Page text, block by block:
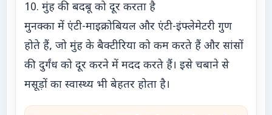
10. मुंह की बदबू को दूर करता है
मुनक्का में एंटी-माइक्रोबियल और एंटी-इंफ्लेमेटरी गुण
होते हैं, जो मुंह के बैक्टीरिया को कम करते हैं और सांसों
की दुर्गंध को दूर करने में मदद करते हैं। इसे चबाने से
मसूड़ों का स्वास्थ्य भी बेहतर होता है।